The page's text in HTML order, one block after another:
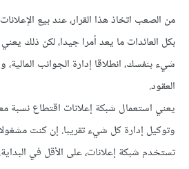
من الصعب اتخاذ هذا القرار، عند بيع
بكل العائدات ما يعد أمرا جيدا، لكن ذلك
شيء بنفسك، انطلاقا إدارة الجوانب
العقود.
يعني استعمال شبكة إعلانات اقتطاع نسبة
وتوكيل إدارة كل شيء تقريبا. إن كنت
تستخدم شبكة إعلانات، على الأقل في البداية.